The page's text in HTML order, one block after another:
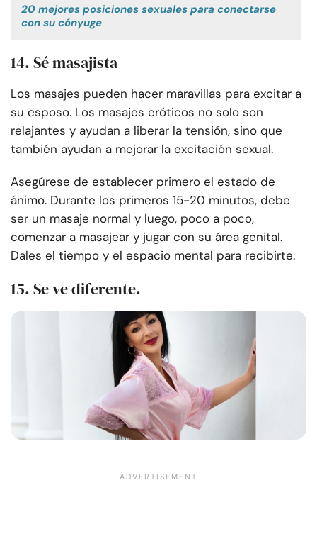
20 mejores posiciones sexuales para conectarse
con su cónyuge
14. Sé masajista
Los masajes pueden hacer maravillas para excitar a
su esposo. Los masajes eróticos no solo son
relajantes y ayudan a liberar la tensión, sino que
también ayudan a mejorar la excitación sexual.
Asegúrese de establecer primero el estado de
ánimo. Durante los primeros 15-20 minutos, debe
ser un masaje normal y luego, poco a poco,
comenzar a masajear y jugar con su área genital.
Dales el tiempo y el espacio mental para recibirte.
15. Se ve diferente.